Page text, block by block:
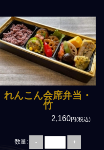
れんこん会席弁当・
竹
2,160円(税込)
数量: - +